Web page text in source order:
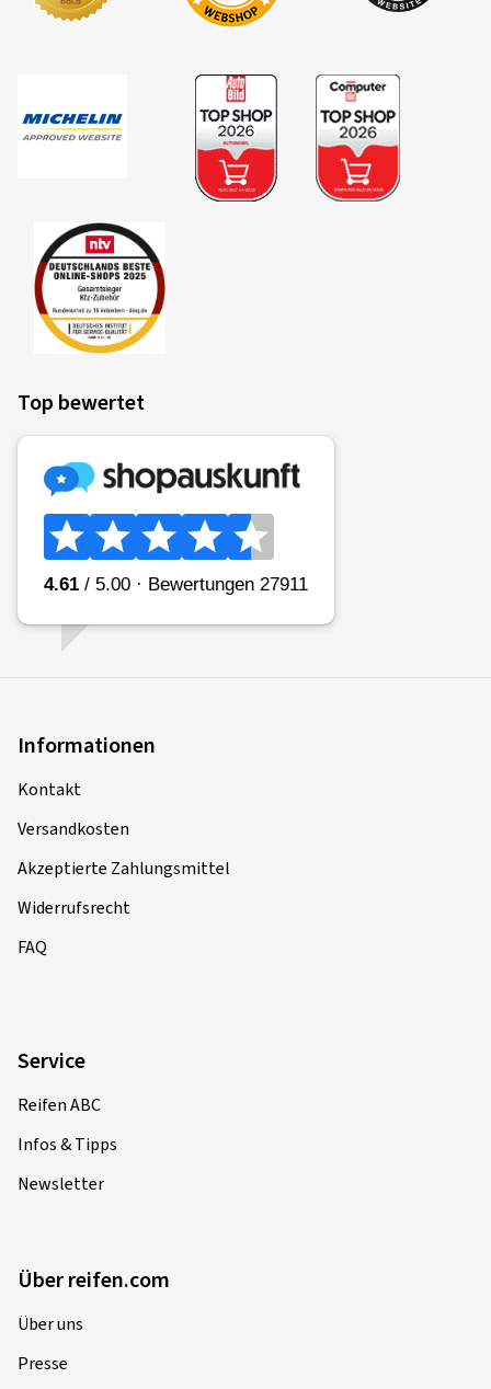
Top bewertet
Informationen
Kontakt
Versandkosten
Akzeptierte Zahlungsmittel
Widerrufsrecht
FAQ
Service
Reifen ABC
Infos & Tipps
Newsletter
Über reifen.com
Über uns
Presse